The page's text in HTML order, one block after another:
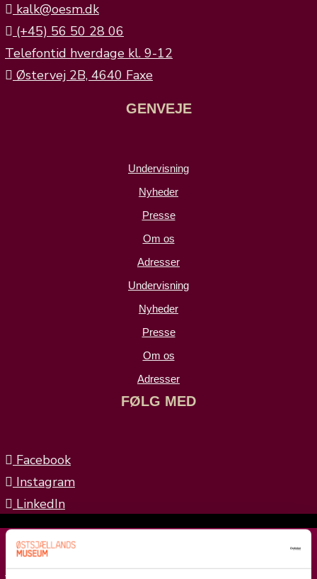
kalk@oesm.dk
(+45) 56 50 28 06
Telefontid hverdage kl. 9-12
Østervej 2B, 4640 Faxe
GENVEJE
Undervisning
Nyheder
Presse
Om os
Adresser
Undervisning
Nyheder
Presse
Om os
Adresser
FØLG MED
Facebook
Instagram
LinkedIn
Privatlivspolitik